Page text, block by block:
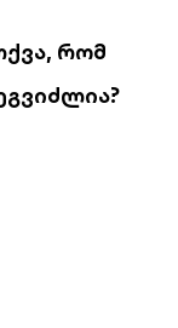
რომ